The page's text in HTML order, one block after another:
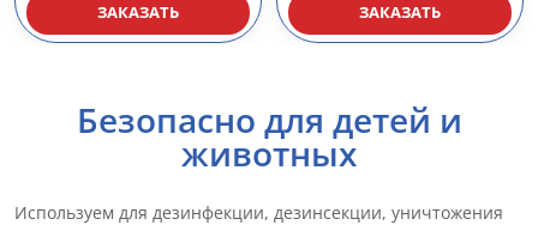
ЗАКАЗАТЬ ЗАКАЗАТЬ
Безопасно для детей и
животных
Используем для дезинфекции, дезинсекции, уничтожения